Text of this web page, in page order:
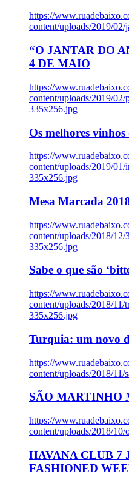
https://
content/uploads/2019/
“O JANTAR DO
4 DE MAIO
https://
content/uploads/2019/
335x256.jpg
Os melhores
https://
content/uploads/2019/
335x256.jpg
Mesa Marcada
https://
content/uploads/2018/
335x256.jpg
Sabe o que são
https://
content/uploads/2018/11/
335x256.jpg
Turquia: um novo
https://
content/uploads/2018/
SÃO MARTINHO
https://
content/uploads/2018/
HAVANA CLUB 7
FASHIONED